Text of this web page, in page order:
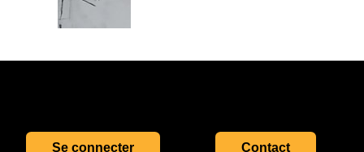
Se connecter Contact